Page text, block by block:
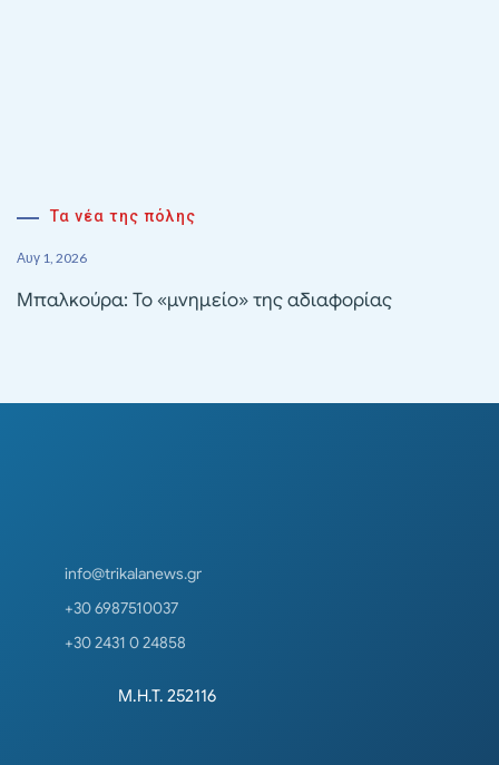
Τα νέα της πόλης
Αυγ 1, 2026
Μπαλκούρα: Το «μνημείο» της αδιαφορίας
info@trikalanews.gr
+30 6987510037
+30 2431 0 24858
Μ.Η.Τ. 252116